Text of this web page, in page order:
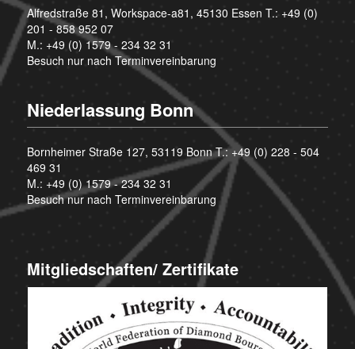
Alfredstraße 81, Workspace-a81, 45130 Essen T.: +49 (0)
201 - 858 952 07
M.: +49 (0) 1579 - 234 32 31
Besuch nur nach Terminvereinbarung
Niederlassung Bonn
Bornheimer Straße 127, 53119 Bonn T.:+49 (0) 228 - 504
469 31
M.: +49 (0) 1579 - 234 32 31
Besuch nur nach Terminvereinbarung
Mitgliedschaften/ Zertifikate